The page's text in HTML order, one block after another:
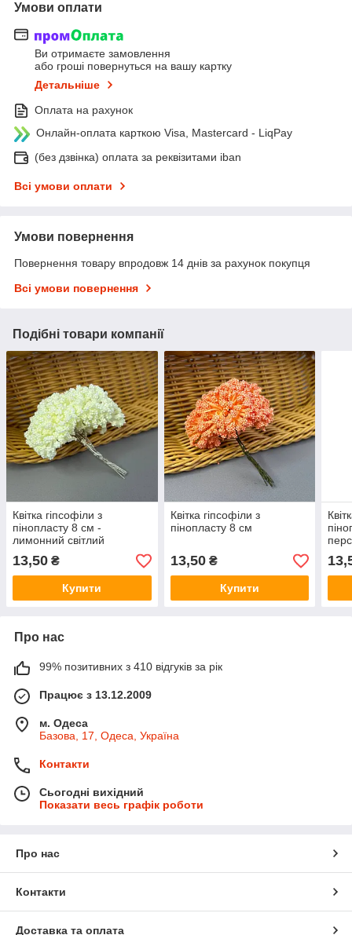
Умови оплати
Ви отримаєте замовлення
або гроші повернуться на вашу картку
Детальніше
Оплата на рахунок
Онлайн-оплата карткою Visa, Mastercard - LiqPay
(без дзвінка) оплата за реквізитами iban
Всі умови оплати
Умови повернення
Повернення товару впродовж 14 днів за рахунок покупця
Всі умови повернення
Подібні товари компанії
Квітка гіпсофіли з
пінопласту 8 см -
лимонний світлий
13,50 ₴
Купити
Квітка гіпсофіли з
пінопласту 8 см
13,50₴
Купити
Про нас
99% позитивних з 410 відгуків за рік
Працює з 13.12.2009
м. Одеса
Базова, 17, Одеса, Україна
Контакти
Сьогодні вихідний
Показати весь графік роботи
Про нас
Контакти
Доставка та оплата